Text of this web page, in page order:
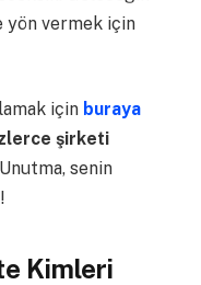
vermek için
için buraya
şirketi
senin
Kimleri